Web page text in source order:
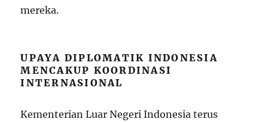
mereka.
UPAYA DIPLOMATIK INDONESIA
MENCAKUP KOORDINASI
INTERNASIONAL
Kementerian Luar Negeri Indonesia terus